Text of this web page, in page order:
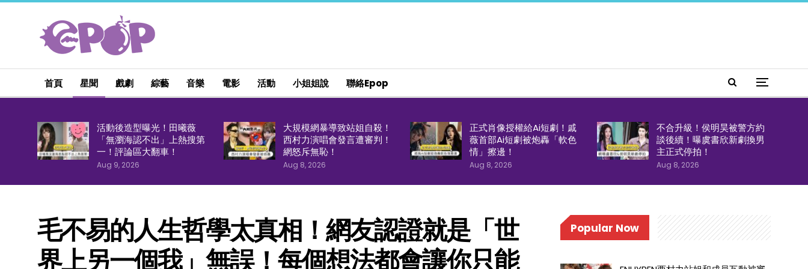
首頁 星聞 戲劇 綜藝 音樂 電影 活動 小姐姐說 聯絡epop
活動後造型曝光！田曦薇
「無瀏海認不出」上熱搜第
一！評論區大翻車！
Aug 9, 2026
大規模網暴導致站姐自殺！
西村力演唱會發言遭審判！
網怒斥無恥！
Aug 8, 2026
正式肖像授權給Ai短劇！戚
薇首部Ai短劇被炮轟「軟色
情」擦邊！
Aug 8, 2026
不合升級！侯明昊被警方約
談後續！曝虞書欣新劇換男
主正式停拍！
Aug 8, 2026
毛不易的人生哲學太真相！網友認證就是「世
界上另一個我」無誤！每個想法都會讓你只能
Popular Now